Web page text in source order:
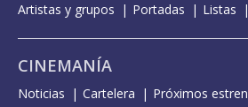
Artistas y grupos
Portadas Listas
CINEMANÍA
Noticias Cartelera Próximos